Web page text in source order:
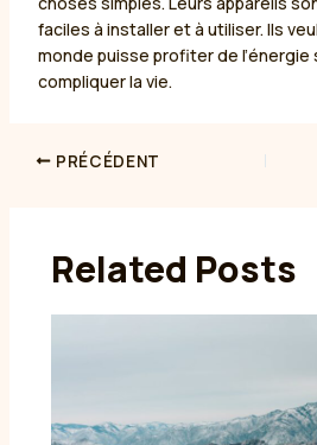
faciles à installer et à utiliser. Ils
monde puisse profiter de l’énergie
compliquer la vie.
PRÉCÉDENT
Related Posts